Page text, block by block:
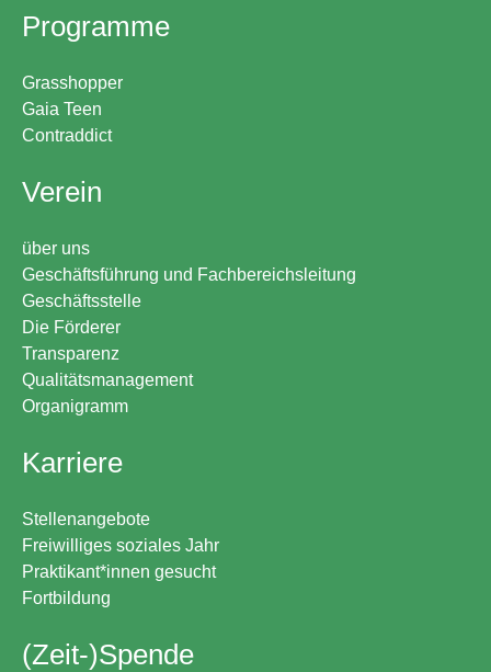
Programme
Grasshopper
Gaia Teen
Contraddict
Verein
über uns
Geschäftsführung und Fachbereichsleitung
Geschäftsstelle
Die Förderer
Transparenz
Qualitätsmanagement
Organigramm
Karriere
Stellenangebote
Freiwilliges soziales Jahr
Praktikant*innen gesucht
Fortbildung
(Zeit-)Spende